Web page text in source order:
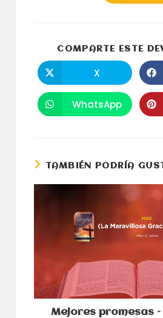
COMPARTE ESTE
abre
en
una
nueva
ventana
X
Se
abre
WhatsApp
TAMBIÉN PODRÍA
Mejores promesas